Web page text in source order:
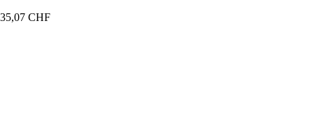
35,07 CHF